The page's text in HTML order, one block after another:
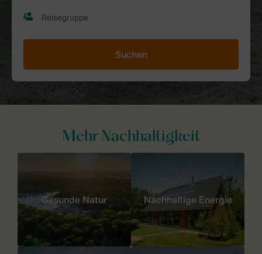
Suchen
Mehr Nachhaltigkeit
Gesunde Natur Nachhaltige Energie